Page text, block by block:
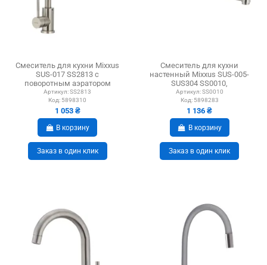
Смеситель для кухни Mixxus
SUS-017 SS2813 с
поворотным аэратором
Артикул:SS2813
Код: 5898310
1 053 ₴
В корзину
Заказ в один клик
Смеситель для кухни
настенный Mixxus SUS-005-
SUS304 SS0010,
нержавеющая сталь
Артикул:SS0010
Код: 5898283
1 136 ₴
В корзину
Заказ в один клик